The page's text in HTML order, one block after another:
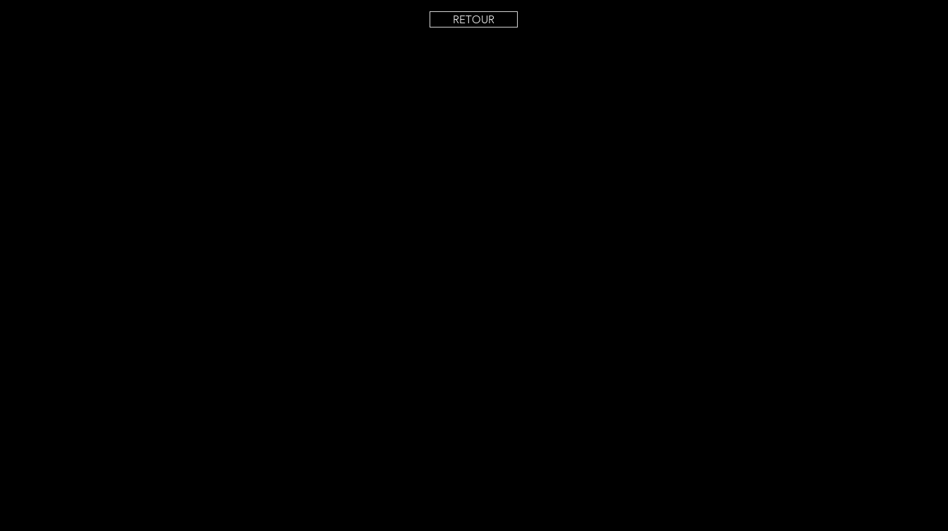
RETOUR